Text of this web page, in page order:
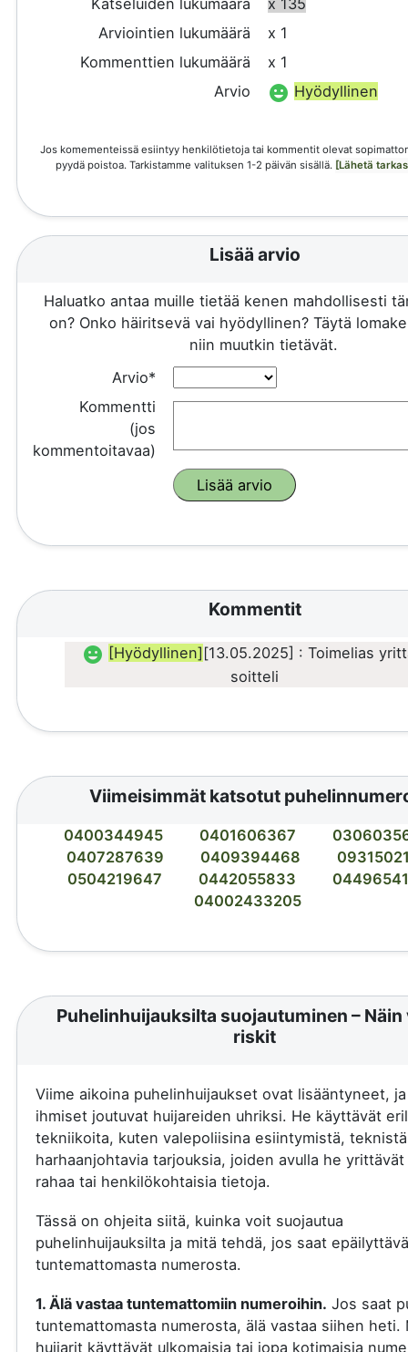
Katseluiden lukumäärä
x 135
Arviointien lukumäärä
x 1
Kommenttien lukumäärä
x 1
Arvio
Hyödyllinen
Jos komementeissä esiintyy henkilötietoja tai kommentit olevat
pyydä poistoa. Tarkistamme valituksen 1-2 päivän sisällä. [Lähetä
Lisää arvio
Haluatko antaa muille tietää kenen mahdollisesti
on? Onko häiritsevä vai hyödyllinen? Täytä
niin muutkin tietävät.
Arvio*
Kommentti
(jos
kommentoitavaa)
Kommentit
[Hyödyllinen] [13.05.2025] : Toimelias
soitteli
Viimeisimmät katsotut
0400344945 0401606367
0407287639
0409394468
0504219647
0442055833
04002433205
Puhelinhuijauksilta suojautuminen – Näin
riskit
Viime aikoina puhelinhuijaukset ovat lisääntyneet,
ihmiset joutuvat huijareiden uhriksi. He käyttävät
tekniikoita, kuten valepoliisina esiintymistä,
harhaanjohtavia tarjouksia, joiden avulla he yrittävät
rahaa tai henkilökohtaisia tietoja.
Tässä on ohjeita siitä, kuinka voit suojautua
puhelinhuijauksilta ja mitä tehdä, jos saat
tuntemattomasta numerosta.
1. Älä vastaa tuntemattomiin numeroihin. Jos saat
tuntemattomasta numerosta, älä vastaa siihen heti.
huijarit käyttävät ulkomaisia tai jopa kotimaisia